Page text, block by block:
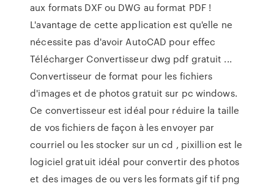
aux formats DXF ou DWG au format PDF !
L'avantage de cette application est qu'elle ne
nécessite pas d'avoir AutoCAD pour effec
Télécharger Convertisseur dwg pdf gratuit ...
Convertisseur de format pour les fichiers
d'images et de photos gratuit sur pc windows.
Ce convertisseur est idéal pour réduire la taille
de vos fichiers de façon à les envoyer par
courriel ou les stocker sur un cd , pixillion est le
logiciel gratuit idéal pour convertir des photos
et des images de ou vers les formats gif tif png